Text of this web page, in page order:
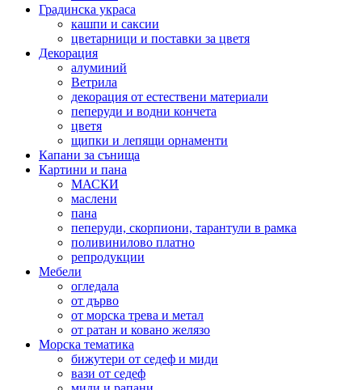
Градинска украса
кашпи и саксии
цветарници и поставки за цветя
Декорация
алуминий
Ветрила
декорация от естествени материали
пеперуди и водни кончета
цветя
щипки и лепящи орнаменти
Капани за сънища
Картини и пана
МАСКИ
маслени
пана
пеперуди, скорпиони, тарантули в рамка
поливинилово платно
репродукции
Мебели
огледала
от дърво
от морска трева и метал
от ратан и ковано желязо
Морска тематика
бижутери от седеф и миди
вази от седеф